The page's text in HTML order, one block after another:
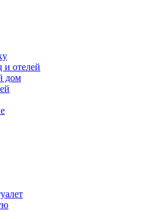
и отелей
дом